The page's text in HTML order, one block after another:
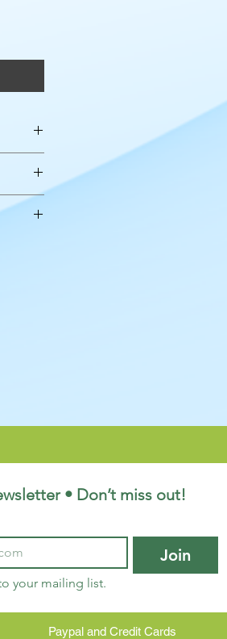
形容產
是希望
，讓顧
意的
信，讓
相關
信，
• Don’t miss out!
Join
your mailing list.
Paypal and Credit Cards